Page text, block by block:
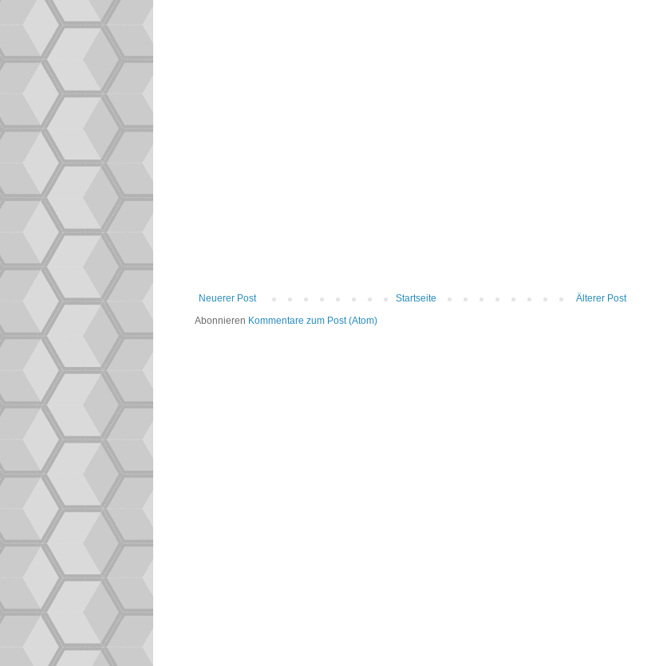
Neuerer Post Älterer Post
Startseite
Abonnieren Kommentare zum Post (Atom)